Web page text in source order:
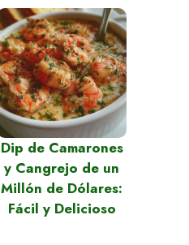
Dip de Camarones
y Cangrejo de un
Millón de Dólares:
Fácil y Delicioso